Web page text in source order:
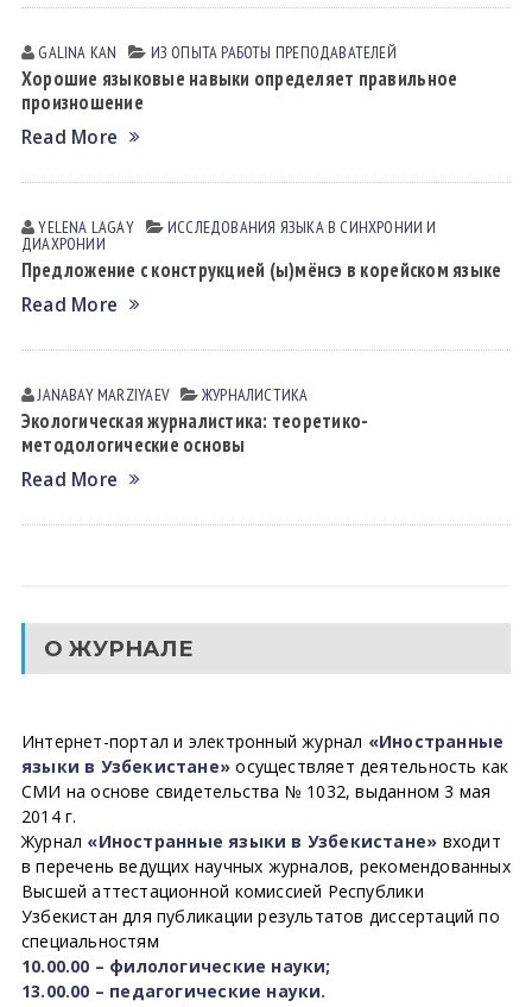
GALINA KАN ИЗ ОПЫТА РАБОТЫ ПРЕПОДАВАТЕЛЕЙ
Хорошие языковые навыки определяет правильное
произношение
Read More
YELENA LАGАY ИССЛЕДОВАНИЯ ЯЗЫКА В СИНХРОНИИ И
ДИАХРОНИИ
Предложение с конструкцией (ы)мёнсэ в корейском языке
Read More
JANABAY MАRZIYAEV ЖУРНАЛИСТИКА
Экологическая журналистика: теоретико-
методологические основы
Read More
О ЖУРНАЛЕ
Интернет-портал и электронный журнал «Иностранные
языки в Узбекистане» осуществляет деятельность как
СМИ на основе свидетельства № 1032, выданном 3 мая
2014 г.
Журнал «Иностранные языки в Узбекистане» входит
в перечень ведущих научных журналов, рекомендованных
Высшей аттестационной комиссией Республики
Узбекистан для публикации результатов диссертаций по
специальностям
10.00.00 – филологические науки;
13.00.00 – педагогические науки.